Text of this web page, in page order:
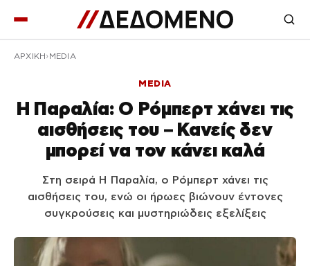
ΑΡΧΙΚΉ MEDIA
MEDIA
Η Παραλία: Ο Ρόμπερτ χάνει τις
αισθήσεις του – Κανείς δεν
μπορεί να τον κάνει καλά
Στη σειρά Η Παραλία, ο Ρόμπερτ χάνει τις
αισθήσεις του, ενώ οι ήρωες βιώνουν έντονες
συγκρούσεις και μυστηριώδεις εξελίξεις